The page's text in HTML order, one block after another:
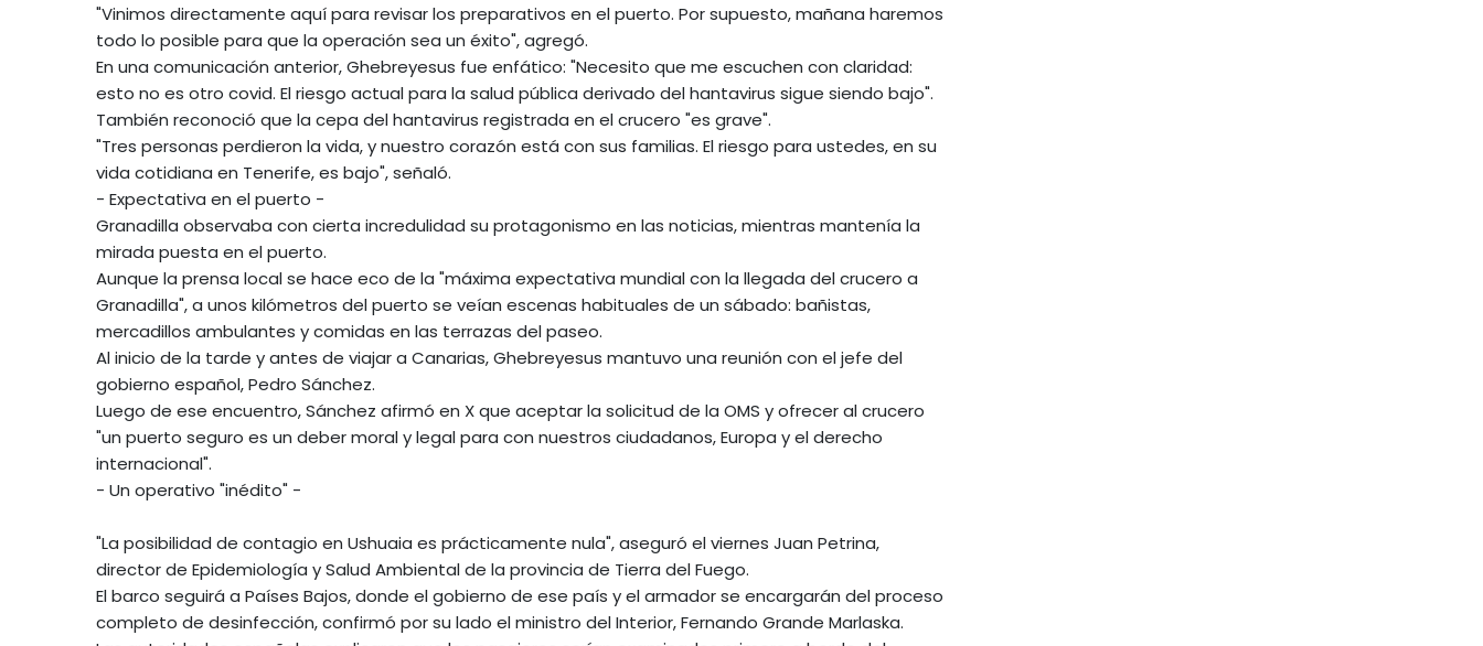
"Vinimos directamente aquí para revisar los preparativos en el puerto. Por supuesto, mañana haremos
todo lo posible para que la operación sea un éxito", agregó.
En una comunicación anterior, Ghebreyesus fue enfático: "Necesito que me escuchen con claridad:
esto no es otro covid. El riesgo actual para la salud pública derivado del hantavirus sigue siendo bajo".
También reconoció que la cepa del hantavirus registrada en el crucero "es grave".
"Tres personas perdieron la vida, y nuestro corazón está con sus familias. El riesgo para ustedes, en su
vida cotidiana en Tenerife, es bajo", señaló.
- Expectativa en el puerto -
Granadilla observaba con cierta incredulidad su protagonismo en las noticias, mientras mantenía la
mirada puesta en el puerto.
Aunque la prensa local se hace eco de la "máxima expectativa mundial con la llegada del crucero a
Granadilla", a unos kilómetros del puerto se veían escenas habituales de un sábado: bañistas,
mercadillos ambulantes y comidas en las terrazas del paseo.
Al inicio de la tarde y antes de viajar a Canarias, Ghebreyesus mantuvo una reunión con el jefe del
gobierno español, Pedro Sánchez.
Luego de ese encuentro, Sánchez afirmó en X que aceptar la solicitud de la OMS y ofrecer al crucero
"un puerto seguro es un deber moral y legal para con nuestros ciudadanos, Europa y el derecho
internacional".
- Un operativo "inédito" -
"La posibilidad de contagio en Ushuaia es prácticamente nula", aseguró el viernes Juan Petrina,
director de Epidemiología y Salud Ambiental de la provincia de Tierra del Fuego.
El barco seguirá a Países Bajos, donde el gobierno de ese país y el armador se encargarán del proceso
completo de desinfección, confirmó por su lado el ministro del Interior, Fernando Grande Marlaska.